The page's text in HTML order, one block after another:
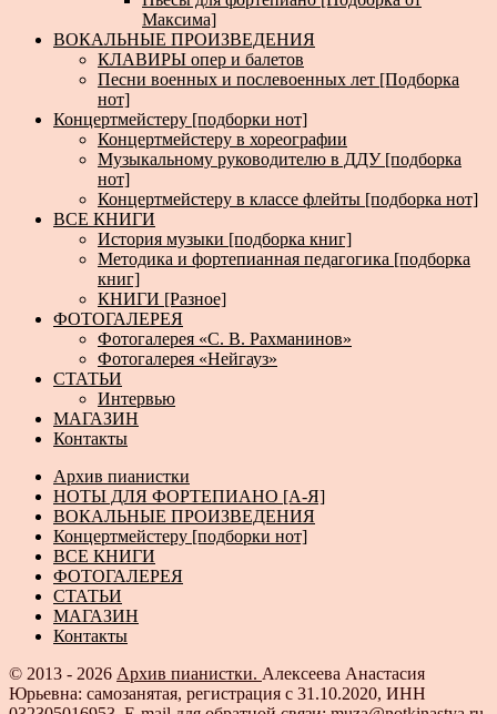
Максима]
ВОКАЛЬНЫЕ ПРОИЗВЕДЕНИЯ
КЛАВИРЫ опер и балетов
Песни военных и послевоенных лет [Подборка
нот]
Концертмейстеру [подборки нот]
Концертмейстеру в хореографии
Музыкальному руководителю в ДДУ [подборка
нот]
Концертмейстеру в классе флейты [подборка нот]
ВСЕ КНИГИ
История музыки [подборка книг]
Методика и фортепианная педагогика [подборка
книг]
КНИГИ [Разное]
ФОТОГАЛЕРЕЯ
Фотогалерея «С. В. Рахманинов»
Фотогалерея «Нейгауз»
СТАТЬИ
Интервью
МАГАЗИН
Контакты
Архив пианистки
НОТЫ ДЛЯ ФОРТЕПИАНО [А-Я]
ВОКАЛЬНЫЕ ПРОИЗВЕДЕНИЯ
Концертмейстеру [подборки нот]
ВСЕ КНИГИ
ФОТОГАЛЕРЕЯ
СТАТЬИ
МАГАЗИН
Контакты
© 2013 - 2026 Архив пианистки. Алексеева Анастасия
Юрьевна: самозанятая, регистрация с 31.10.2020, ИНН